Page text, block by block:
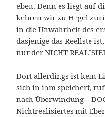
eben. Denn es liegt auf
kehren wir zu Hegel
in die Unwahrheit des
dasjenige das Reellste
nur der NICHT
Dort allerdings ist kein
sich in ihm speichert,
nach Überwindung –
Nichtrealisiertes mit